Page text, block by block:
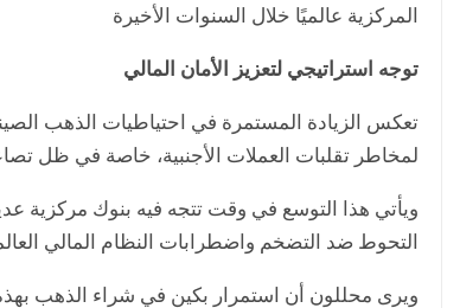
المركزية عالميًا خلال السنوات الأخيرة
توجه استراتيجي لتعزيز الأمان المالي
تعكس الزيادة المستمرة في احتياطيات الذهب
لمخاطر تقلبات العملات الأجنبية، خاصة في ظل
ويأتي هذا التوسع في وقت تتجه فيه بنوك مركزية
التحوط ضد التضخم واضطرابات النظام المالي
ويرى محللون أن استمرار بكين في شراء الذهب بهذه